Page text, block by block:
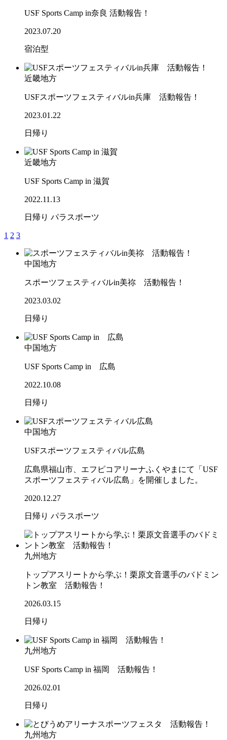
USF Sports Camp in奈良 活動報告！
2023.07.20
宿泊型
近畿地方
USFスポーツフェスティバルin兵庫 活動報告！
2023.01.22
日帰り
近畿地方
USF Sports Camp in 滋賀
2022.11.13
日帰り パラスポーツ
1 2 3
中国地方
スポーツフェスティバルin美祢 活動報告！
2023.03.02
日帰り
中国地方
USF Sports Camp in 広島
2022.10.08
日帰り
中国地方
USFスポーツフェスティバル広島
広島県福山市、エフピコアリーナふくやまにて「USF
スポーツフェスティバル広島」を開催しました。
2020.12.27
日帰り パラスポーツ
九州地方
トップアスリートから学ぶ！栗原文音選手のバドミン
トン教室 活動報告！
2026.03.15
日帰り
九州地方
USF Sports Camp in 福岡 活動報告！
2026.02.01
日帰り
九州地方